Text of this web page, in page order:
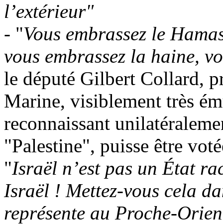
l’extérieur"
- "Vous embrassez le
vous embrassez la haine,
le député Gilbert Collard,
Marine, visiblement très
reconnaissant
"Palestine", puisse être
"Israël n’est pas un État
Israël ! Mettez-vous cela
représente au Proche-